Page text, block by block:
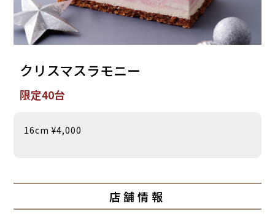
クリスマスラモニー
限定40台
16cm ¥4,000
店舗情報